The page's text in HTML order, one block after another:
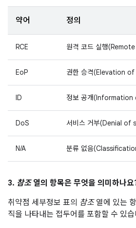
약어 정의
RCE 원격 코드 실행
EoP 권한 승격(Elevation
ID 정보 공개
DoS 서비스 거부(Denial of
N/A 분류 없음
3. 참조열의 항목은 무엇을 의미하나요
취약점 세부정보 표의 참조열에 있는
직을 나타내는 접두어를 포함할 수 있